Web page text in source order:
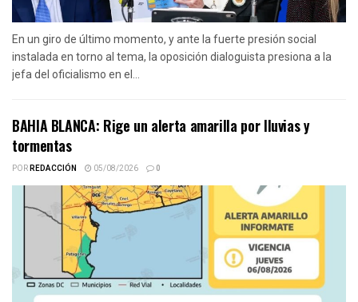
En un giro de último momento, y ante la fuerte presión social
instalada en torno al tema, la oposición dialoguista presiona a la
jefa del oficialismo en el...
BAHIA BLANCA: Rige un alerta amarilla por lluvias y
tormentas
PORREDACCIÓN 05/08/2026 0